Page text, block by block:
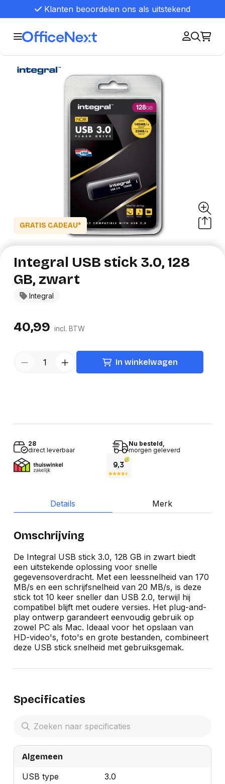
Klanten beoordelen ons als uitstekend
GRATIS CADEAU*
Integral
Integral USB stick 3.0, 128
GB, zwart
40,99 incl. BTW
In winkelwagen
28
direct leverbaar
Nu besteld,
morgen geleverd
Details Merk
Omschrijving
De Integral USB stick 3.0, 128 GB in zwart biedt
een uitstekende oplossing voor snelle
gegevensoverdracht. Met een leessnelheid van 170
MB/s en een schrijfsnelheid van 20 MB/s, is deze
stick tot 10 keer sneller dan USB 2.0, terwijl hij
compatibel blijft met oudere versies. Het plug-and-
play ontwerp garandeert eenvoudig gebruik op
zowel PC als Mac. Ideaal voor het opslaan van
HD-video's, foto's en grote bestanden, combineert
deze USB stick snelheid met gebruiksgemak.
Specificaties
Algemeen
USB type
3.0